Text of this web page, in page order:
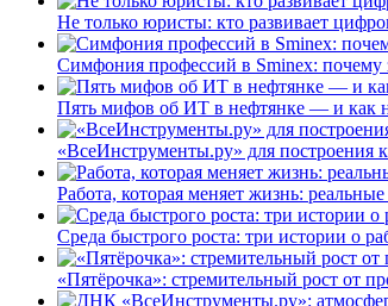
Не только юристы: кто развивает
Симфония профессий в Sminex: почему
Пять мифов об ИТ в нефтянке — и как
«ВсеИнструменты.ру» для построения
Работа, которая меняет жизнь:
Среда быстрого роста: три истории о
«Пятёрочка»: стремительный рост от